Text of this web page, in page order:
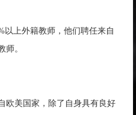
以上外籍教师，他们聘任来自
师。
欧美国家，除了自身具有良好